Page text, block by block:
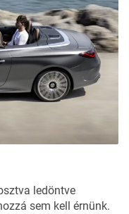
4686
4826
1810
1860
1409
1428
2840
2873